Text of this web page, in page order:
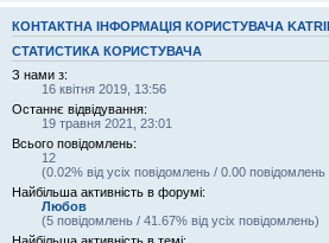
КОНТАКТНА ІНФОРМАЦІЯ КОРИСТУВАЧА
СТАТИСТИКА КОРИСТУВАЧА
З нами з:
16 квітня 2019, 13:56
Останнє відвідування:
19 травня 2021, 23:01
Всього повідомлень:
12
(0.02% від усіх повідомлень / 0.00 повідомлень
Найбільша активність в форумі:
Любов
(5 повідомлень / 41.67% від усіх повідомлень)